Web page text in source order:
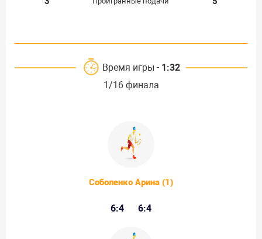
Время игры - 1:32
1/16 финала
Соболенко Арина (1)
6:4 6:4